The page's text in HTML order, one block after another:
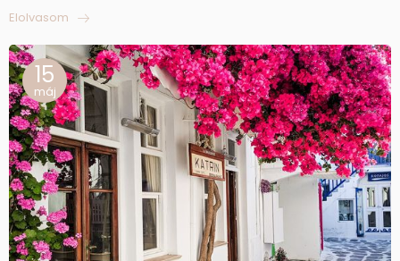
Elolvasom
15
máj